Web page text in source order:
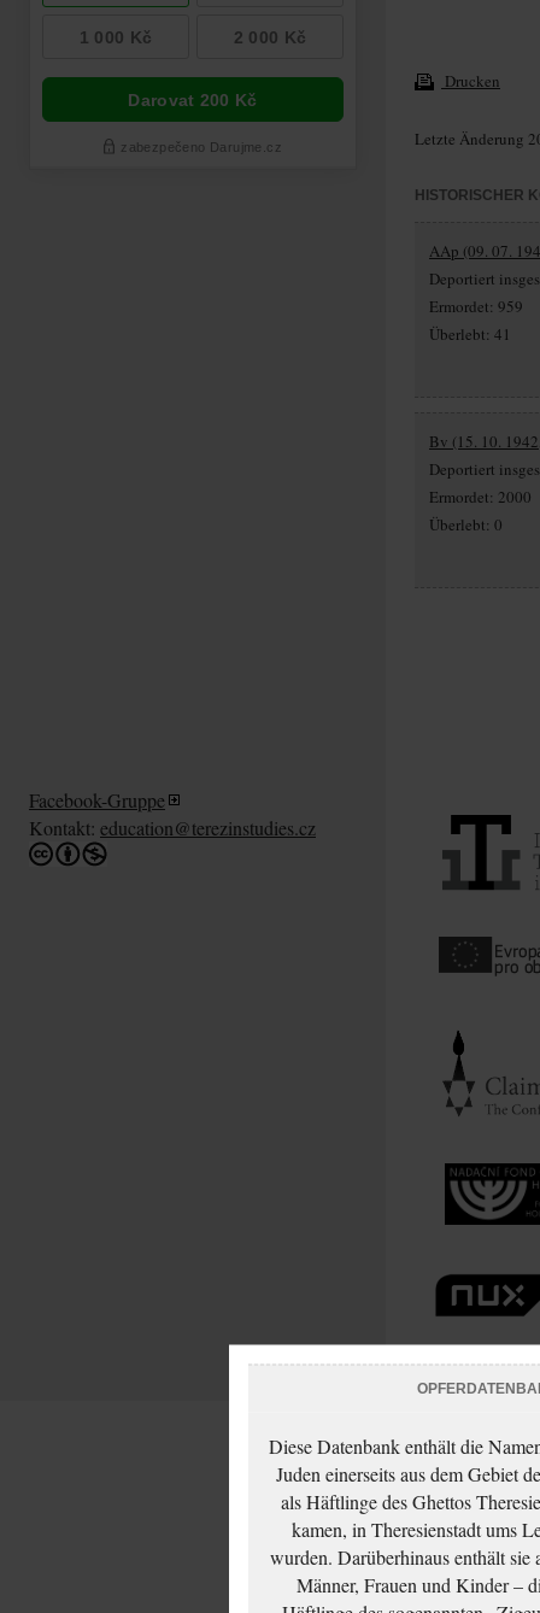
Drucken
Letzte Änderung
HISTORISCHER
AAp (09. 07.
Deportiert
Ermordet: 959
Überlebt: 41
Bv (15. 10.
Deportiert
Ermordet: 2000
Überlebt: 0
Facebook-Gruppe
Kontakt: education@terezinstudies.cz
Diese Datenbank enthält die
Juden einerseits aus dem Gebiet
als Häftlinge des Ghettos
kamen, in Theresienstadt ums
wurden. Darüberhinaus enthält
Männer, Frauen und Kinder –